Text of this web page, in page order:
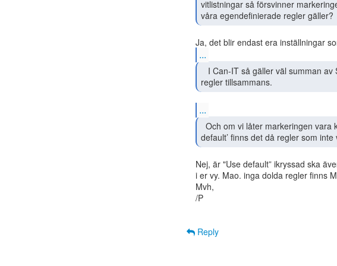
vitlistningar så försvinner
våra egendefinierade regler gäller?
...
regler tillsammans.
...
default’ finns det då regler som
Nej, är "Use default” ikryssad ska
i er vy. Mao. inga dolda regler finns
Mvh,
/P
Reply